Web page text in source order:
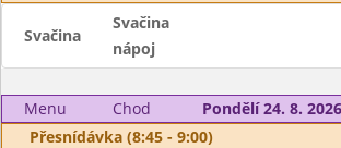
Svačina
Svačina
nápoj
Menu Chod
Pondělí 24. 8. 2026
Přesnídávka (8:45 - 9:00)